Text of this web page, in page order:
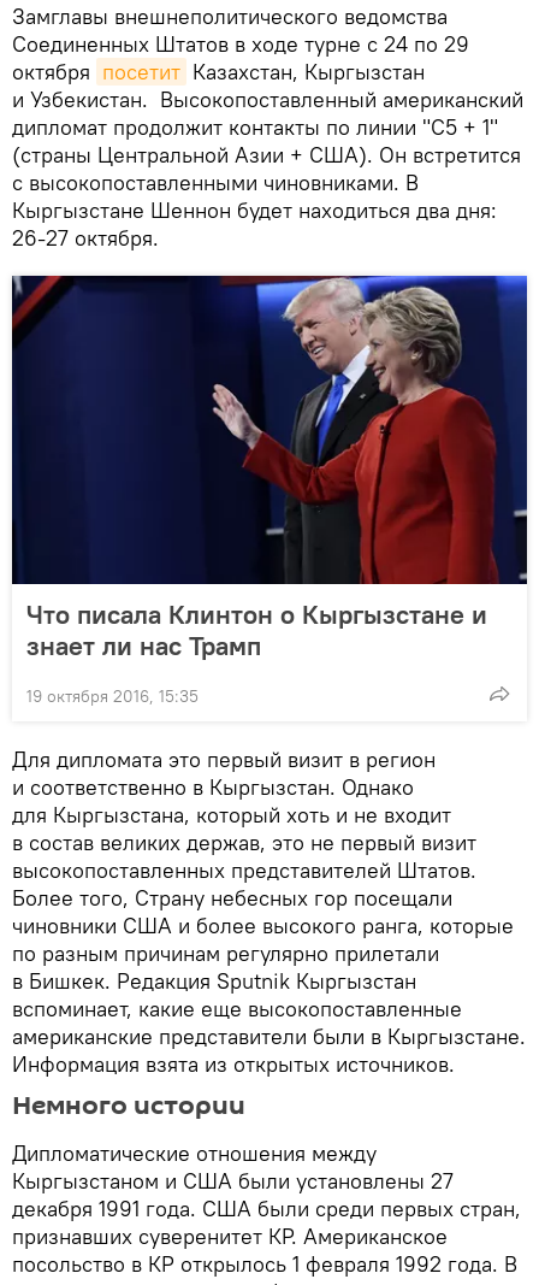
Замглавы внешнеполитического ведомства
Соединенных Штатов в ходе турне с 24 по 29
октября посетит Казахстан, Кыргызстан
и Узбекистан. Высокопоставленный американский
дипломат продолжит контакты по линии "С5 + 1"
(страны Центральной Азии + США). Он встретится
с высокопоставленными чиновниками. В
Кыргызстане Шеннон будет находиться два дня:
26-27 октября.
Что писала Клинтон о Кыргызстане и
знает ли нас Трамп
19 октября 2016, 15:35
Для дипломата это первый визит в регион
и соответственно в Кыргызстан. Однако
для Кыргызстана, который хоть и не входит
в состав великих держав, это не первый визит
высокопоставленных представителей Штатов.
Более того, Страну небесных гор посещали
чиновники США и более высокого ранга, которые
по разным причинам регулярно прилетали
в Бишкек. Редакция Sputnik Кыргызстан
вспоминает, какие еще высокопоставленные
американские представители были в Кыргызстане.
Информация взята из открытых источников.
Немного истории
Дипломатические отношения между
Кыргызстаном и США были установлены 27
декабря 1991 года. США были среди первых стран,
признавших суверенитет КР. Американское
посольство в КР открылось 1 февраля 1992 года. В